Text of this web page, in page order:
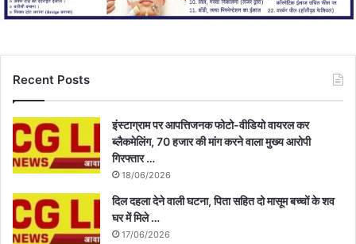
Recent Posts
इंस्टाग्राम पर आपत्तिजनक फोटो-वीडियो वायरल कर
ब्लैकमेलिंग, 70 हजार की मांग करने वाला मुख्य आरोपी
गिरफ्तार …
18/06/2026
दिल दहला देने वाली घटना, पिता सहित दो मासूम बच्चों के शव
घर में मिले …
17/06/2026